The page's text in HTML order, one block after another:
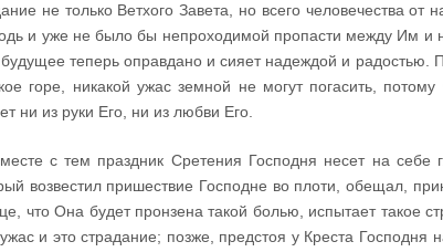
не только Ветхого Завета, но всего человечества
и уже не было бы непроходимой пропасти между Им
теперь оправдано и сияет надеждой и
горе, никакой ужас земной не могут погасить,
ни из руки Его, ни из любви Его.
с тем праздник Сретения Господня несет на
возвестил пришествие Господне во плоти, обещал,
что Она будет пронзена такой болью, испытает такое
ужас и это страдание; позже, предстоя у Креста